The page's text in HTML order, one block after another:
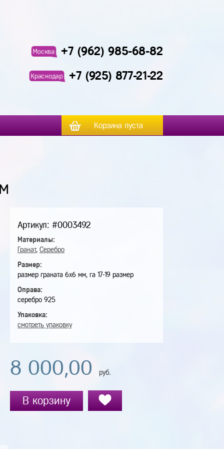
Москва +7 (962) 985-68-82
Краснодар +7 (925) 877-21-22
Корзина пуста
Артикул: #0003492
Материалы:
Гранат, Серебро
Размер:
размер граната 6х6 мм, га 17-19 размер
Оправа:
серебро 925
Упаковка:
смотреть упаковку
8 000,00 руб.
В корзину